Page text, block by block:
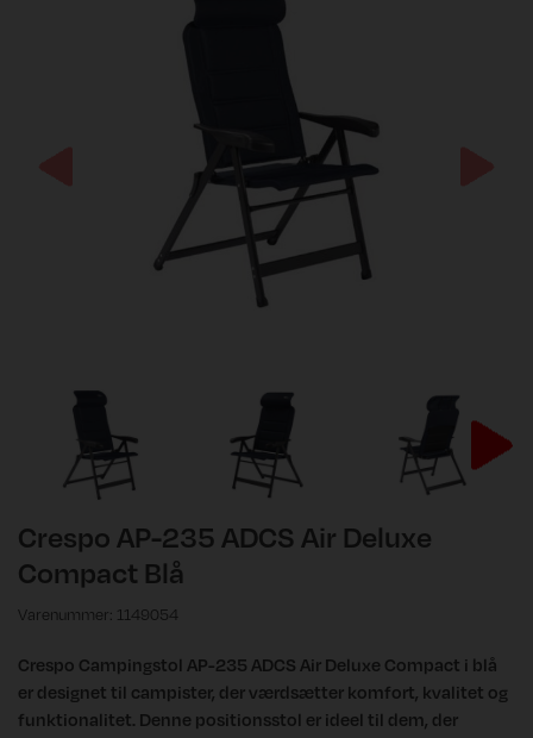
Crespo AP-235 ADCS Air Deluxe
Compact Blå
Varenummer: 1149054
Crespo Campingstol AP-235 ADCS Air Deluxe Compact i blå
er designet til campister, der værdsætter komfort, kvalitet og
funktionalitet. Denne positionsstol er ideel til dem, der